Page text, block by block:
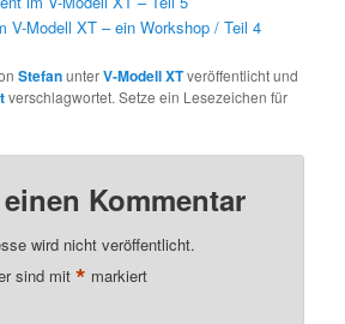
V-Modell XT – ein Workshop / Teil 4
StefanunterV-Modell XTveröffentlicht und
verschlagwortet. Setze ein Lesezeichen für
Kommentar
wird nicht veröffentlicht.
sind mit* markiert